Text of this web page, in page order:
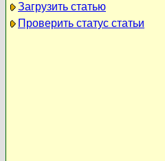
Загрузить статью
Проверить статус статьи